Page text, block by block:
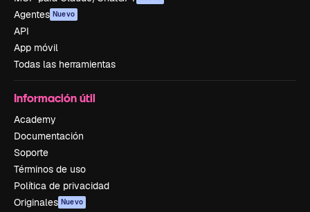
Agentes Nuevo
API
App móvil
Todas las herramientas
Información útil
Academy
Documentación
Soporte
Términos de uso
Política de privacidad
Originales Nuevo